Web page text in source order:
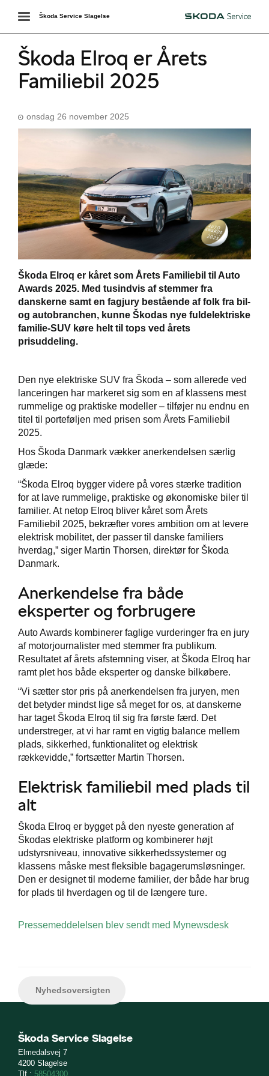
Danmarks
Toggle
navigation
Škoda
Škoda Service Slagelse
Škoda Elroq er Årets
Familiebil 2025
onsdag 26 november 2025
Škoda Elroq er kåret som Årets Familiebil til Auto
Awards 2025. Med tusindvis af stemmer fra
danskerne samt en fagjury bestående af folk fra bil-
og autobranchen, kunne Škodas nye fuldelektriske
familie-SUV køre helt til tops ved årets
prisuddeling.
Den nye elektriske SUV fra Škoda – som allerede ved
lanceringen har markeret sig som en af klassens mest
rummelige og praktiske modeller – tilføjer nu endnu en
titel til porteføljen med prisen som Årets Familiebil
2025.
Hos Škoda Danmark vækker anerkendelsen særlig
glæde:
“Škoda Elroq bygger videre på vores stærke tradition
for at lave rummelige, praktiske og økonomiske biler til
familier. At netop Elroq bliver kåret som Årets
Familiebil 2025, bekræfter vores ambition om at levere
elektrisk mobilitet, der passer til danske familiers
hverdag,” siger Martin Thorsen, direktør for Škoda
Danmark.
Anerkendelse fra både
eksperter og forbrugere
Auto Awards kombinerer faglige vurderinger fra en jury
af motorjournalister med stemmer fra publikum.
Resultatet af årets afstemning viser, at Škoda Elroq har
ramt plet hos både eksperter og danske bilkøbere.
“Vi sætter stor pris på anerkendelsen fra juryen, men
det betyder mindst lige så meget for os, at danskerne
har taget Škoda Elroq til sig fra første færd. Det
understreger, at vi har ramt en vigtig balance mellem
plads, sikkerhed, funktionalitet og elektrisk
rækkevidde,” fortsætter Martin Thorsen.
Elektrisk familiebil med plads til
alt
Škoda Elroq er bygget på den nyeste generation af
Škodas elektriske platform og kombinerer højt
udstyrsniveau, innovative sikkerhedssystemer og
klassens måske mest fleksible bagagerumsløsninger.
Den er designet til moderne familier, der både har brug
for plads til hverdagen og til de længere ture.
Pressemeddelelsen blev sendt med Mynewsdesk
Nyhedsoversigten
Škoda Service Slagelse
Elmedalsvej 7
4200 Slagelse
Tlf.: 58504300